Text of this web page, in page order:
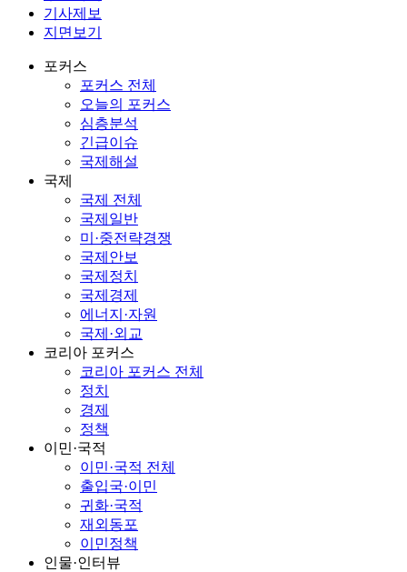
기사제보
지면보기
포커스
포커스 전체
오늘의 포커스
심층분석
긴급이슈
국제해설
국제
국제 전체
국제일반
미·중전략경쟁
국제안보
국제정치
국제경제
에너지·자원
국제·외교
코리아 포커스
코리아 포커스 전체
정치
경제
정책
이민·국적
이민·국적 전체
출입국·이민
귀화·국적
재외동포
이민정책
인물·인터뷰